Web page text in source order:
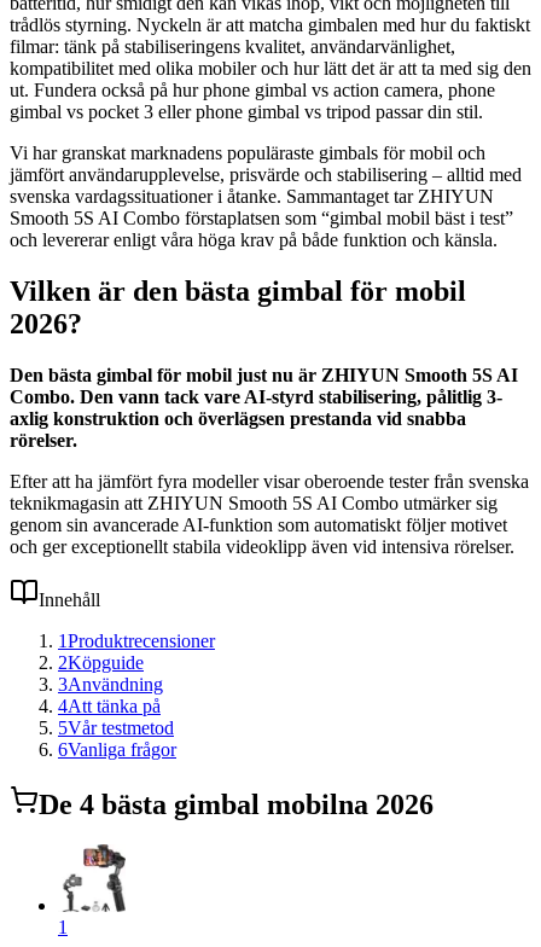
trådlös styrning. Nyckeln är att matcha gimbalen med hur du faktiskt
filmar: tänk på stabiliseringens kvalitet, användarvänlighet,
kompatibilitet med olika mobiler och hur lätt det är att ta med sig den
ut. Fundera också på hur phone gimbal vs action camera, phone
gimbal vs pocket 3 eller phone gimbal vs tripod passar din stil.
Vi har granskat marknadens populäraste gimbals för mobil och
jämfört användarupplevelse, prisvärde och stabilisering – alltid med
svenska vardagssituationer i åtanke. Sammantaget tar ZHIYUN
Smooth 5S AI Combo förstaplatsen som “gimbal mobil bäst i test”
och levererar enligt våra höga krav på både funktion och känsla.
Vilken är den bästa gimbal för mobil
2026?
Den bästa gimbal för mobil just nu är ZHIYUN Smooth 5S AI
Combo. Den vann tack vare AI-styrd stabilisering, pålitlig 3-
axlig konstruktion och överlägsen prestanda vid snabba
rörelser.
Efter att ha jämfört fyra modeller visar oberoende tester från svenska
teknikmagasin att ZHIYUN Smooth 5S AI Combo utmärker sig
genom sin avancerade AI-funktion som automatiskt följer motivet
och ger exceptionellt stabila videoklipp även vid intensiva rörelser.
Innehåll
1Produktrecensioner
2Köpguide
3Användning
4Att tänka på
5Vår testmetod
6Vanliga frågor
De 4 bästa gimbal mobilna 2026
1